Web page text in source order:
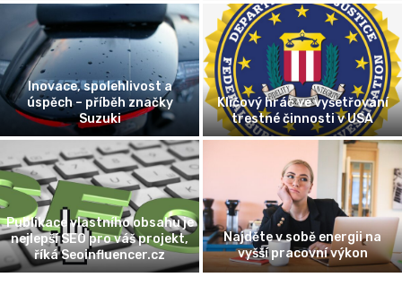
Jak vybrat správné brýle na
čtení
Atari – pohled na historii této
legendární značky
Významná role agentury
NASA ve výzkumu vesmíru
Historie středověkého
hradu Karlštejn